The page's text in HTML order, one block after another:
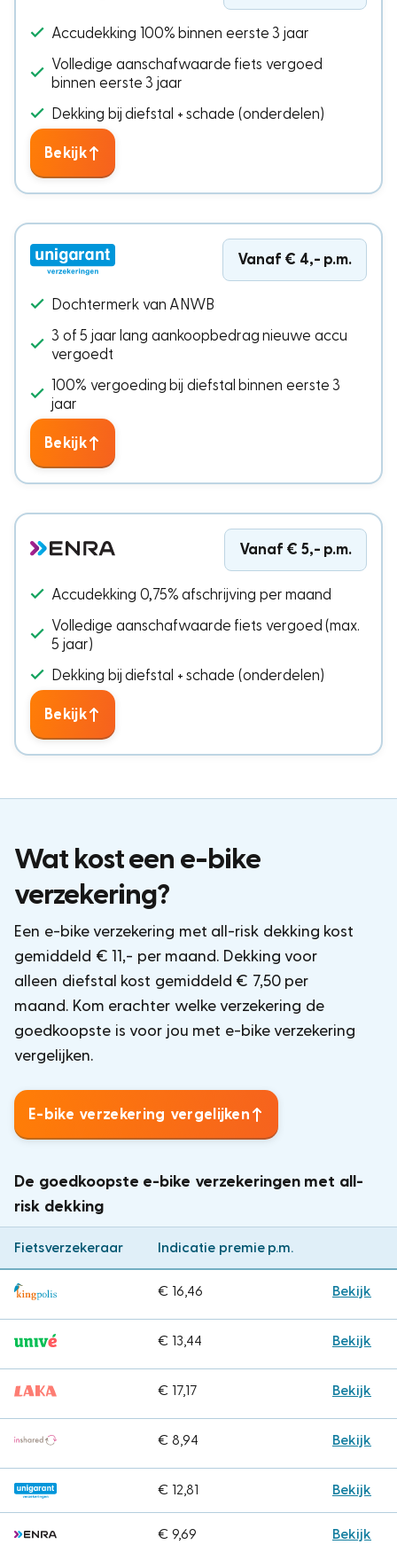
Accudekking 100% binnen eerste 3 jaar
Volledige aanschafwaarde fiets vergoed
binnen eerste 3 jaar
Dekking bij diefstal + schade (onderdelen)
Bekijk
Vanaf € 4,- p.m.
Dochtermerk van ANWB
3 of 5 jaar lang aankoopbedrag nieuwe accu
vergoedt
100% vergoeding bij diefstal binnen eerste 3
jaar
Bekijk
Vanaf € 5,- p.m.
Accudekking 0,75% afschrijving per maand
Volledige aanschafwaarde fiets vergoed (max.
5 jaar)
Dekking bij diefstal + schade (onderdelen)
Bekijk
Wat kost een e-bike
verzekering?
Een e-bike verzekering met all-risk dekking kost
gemiddeld € 11,- per maand. Dekking voor
alleen diefstal kost gemiddeld € 7,50 per
maand. Kom erachter welke verzekering de
goedkoopste is voor jou met e-bike verzekering
vergelijken.
E-bike verzekering vergelijken
De goedkoopste e-bike verzekeringen met all-
risk dekking
Fietsverzekeraar Indicatie premie p.m.
€ 16,46 Bekijk
€ 13,44 Bekijk
€ 17,17 Bekijk
€ 8,94 Bekijk
€ 12,81 Bekijk
€ 9,69 Bekijk